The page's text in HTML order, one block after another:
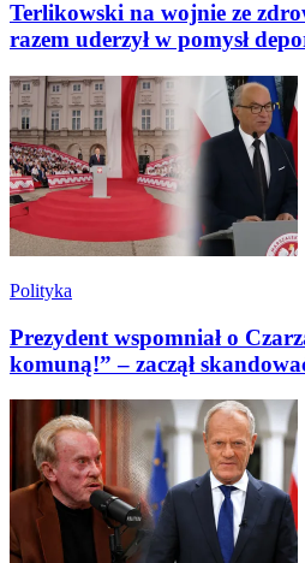
Terlikowski na wojnie ze
razem uderzył w pomysł
Polityka
Prezydent wspomniał o
komuną!” – zaczął